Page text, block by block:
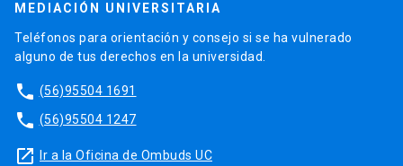
MEDIACIÓN UNIVERSITARIA
Teléfonos para orientación y consejo si se ha vulnerado
alguno de tus derechos en la universidad.
phone (56)95504 1691
phone (56)95504 1247
launch Ir a la Oficina de Ombuds UC